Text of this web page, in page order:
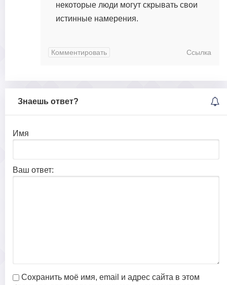
некоторые люди могут скрывать свои
истинные намерения.
Комментировать Ссылка
Знаешь ответ?
Имя
Ваш ответ:
Сохранить моё имя, email и адрес сайта в этом